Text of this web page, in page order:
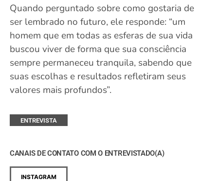
Quando perguntado sobre como gostaria de
ser lembrado no futuro, ele responde: “um
homem que em todas as esferas de sua vida
buscou viver de forma que sua consciência
sempre permaneceu tranquila, sabendo que
suas escolhas e resultados refletiram seus
valores mais profundos”.
ENTREVISTA
CANAIS DE CONTATO COM O ENTREVISTADO(A)
INSTAGRAM